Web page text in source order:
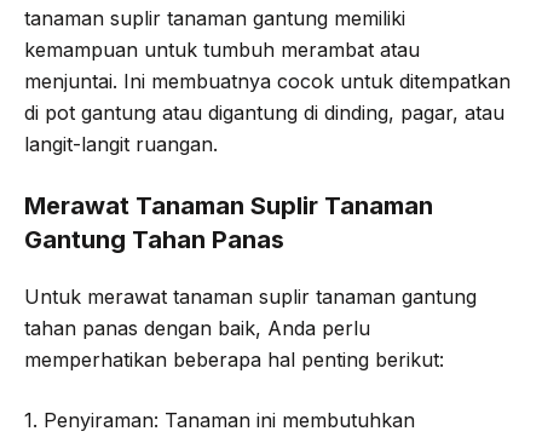
tanaman suplir tanaman gantung memiliki
kemampuan untuk tumbuh merambat atau
menjuntai. Ini membuatnya cocok untuk ditempatkan
di pot gantung atau digantung di dinding, pagar, atau
langit-langit ruangan.
Merawat Tanaman Suplir Tanaman
Gantung Tahan Panas
Untuk merawat tanaman suplir tanaman gantung
tahan panas dengan baik, Anda perlu
memperhatikan beberapa hal penting berikut:
1. Penyiraman: Tanaman ini membutuhkan